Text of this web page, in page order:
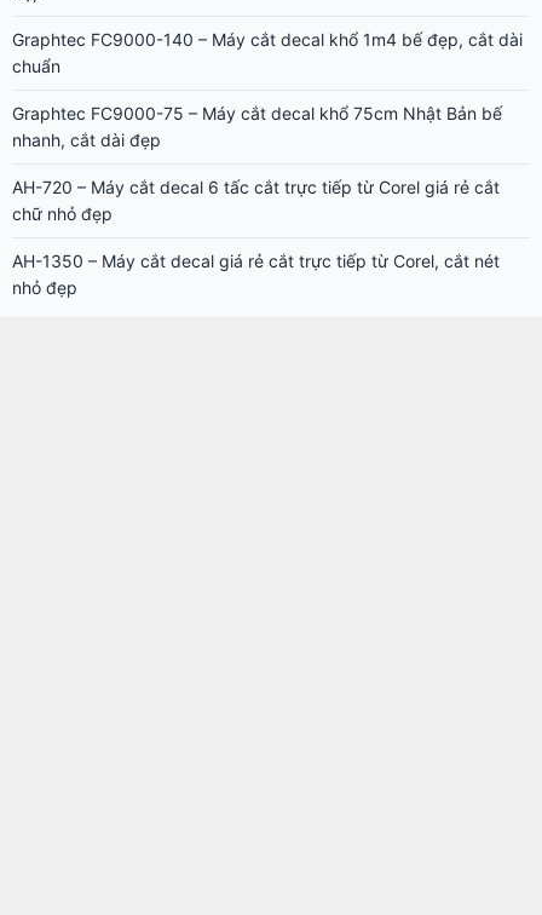
AH-1350 – Máy cắt decal giá rẻ cắt trực tiếp từ Corel, cắt nét
nhỏ đẹp
CẨM NANG IN ÁO
Tại sao kiến thích ăn decal nhiệt in áo thun?